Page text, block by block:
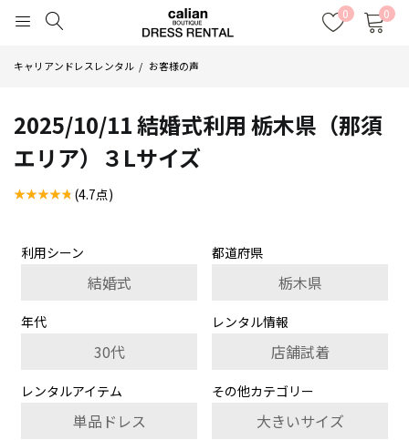
0 0
キャリアンドレスレンタル お客様の声
2025/10/11 結婚式利用 栃木県（那須
エリア）３Lサイズ
(4.7点)
利用シーン
結婚式
都道府県
栃木県
年代
30代
レンタル情報
店舗試着
レンタルアイテム
単品ドレス
その他カテゴリー
大きいサイズ